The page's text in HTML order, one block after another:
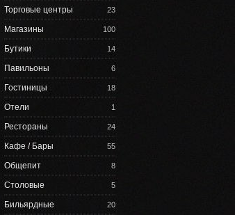
23
Торговые центры
100
Магазины
14
Бутики
6
Павильоны
18
Гостиницы
1
Отели
24
Рестораны
55
Кафе / Бары
8
Общепит
5
Столовые
20
Бильярдные